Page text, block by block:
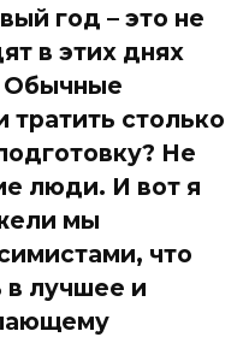
год – это не
в этих днях
Обычные
столько
Не
люди. И вот я
мы
что
в лучшее и